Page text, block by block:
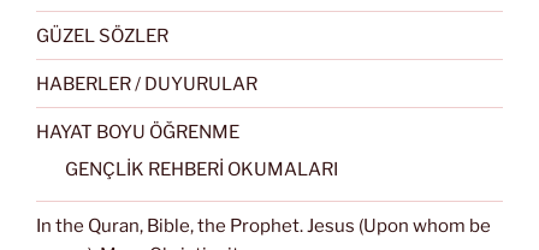
GÜZEL SÖZLER
HABERLER / DUYURULAR
HAYAT BOYU ÖĞRENME
GENÇLİK REHBERİ OKUMALARI
In the Quran, Bible, the Prophet. Jesus (Upon whom be